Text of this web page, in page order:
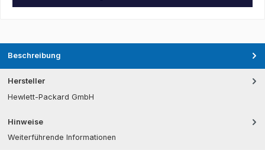
Beschreibung
Hersteller
Hewlett-Packard GmbH
Hinweise
Weiterführende Informationen